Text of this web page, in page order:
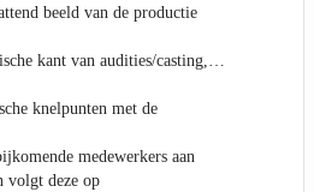
beeld van de productie
kant van audities/casting,…
knelpunten met de
medewerkers aan
volgt deze op